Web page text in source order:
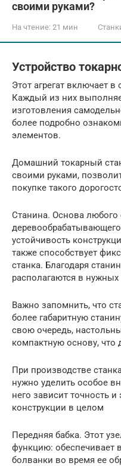
своими руками?
На чтение: 21 мин
Устройство
Этот агрегат включает
Каждый из них
изготовления
более подробно
элементов.
Домашний токарный
своими руками,
покупке такого
Станина. Основа любого
устойчивость
также способствует
станка. Благодаря
располагаются в нужных
Важно запомнить, что
более габаритную
свою очередь,
компактную основу,
При производстве
нужно уделить особое
него зависит точность
конструкции в целом
Передняя бабка. Этот
функцию: обеспечивает
болванки во время ее